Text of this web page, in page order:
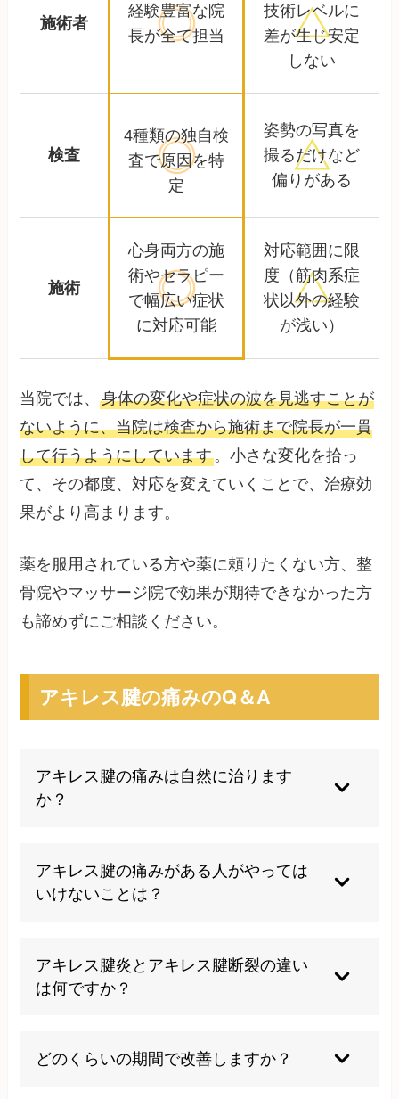
施術者
経験豊富な院
長が全て担当
技術レベルに
差が生じ安定
しない
検査
4種類の独自検
査で原因を特
定
姿勢の写真を
撮るだけなど
偏りがある
施術
心身両方の施
術やセラピー
で幅広い症状
に対応可能
対応範囲に限
度 （筋肉系症
状以外の経験
が浅い）
当院では、身体の変化や症状の波を見逃すことが
ないように、当院は検査から施術まで院長が一貫
して行うようにしています。小さな変化を拾っ
て、その都度、対応を変えていくことで、治療効
果がより高まります。
薬を服用されている方や薬に頼りたくない方、整
骨院やマッサージ院で効果が期待できなかった方
も諦めずにご相談ください。
アキレス腱の痛みのQ＆A
アキレス腱の痛みは自然に治ります
か？
ますが、慢性化すると自然治癒は困難になりま
す。早期の適切な対処が重要です。
アキレス腱の痛みがある人がやっては
いけないことは？
開始、不適切なストレッチ、硬い地面での激しい
運動は避けるべきです。
アキレス腱炎とアキレス腱断裂の違い
は何ですか？
は腱が部分的または完全に切れた状態で、後者は
より重篤で手術が必要になることが多いです。
どのくらいの期間で改善しますか？